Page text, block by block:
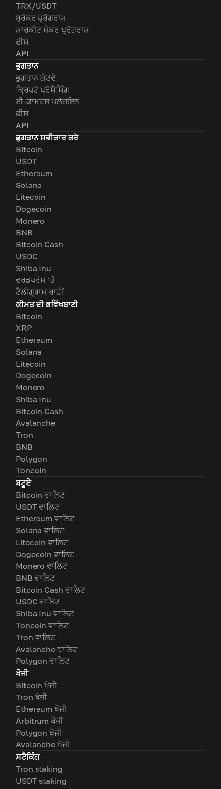
TRX/USDT
ਬ੍ਰੋਕਰ ਪ੍ਰੋਗਰਾਮ
ਮਾਰਕੀਟ ਮੇਕਰ ਪ੍ਰੋਗਰਾਮ
ਫੀਸ
API
ਭੁਗਤਾਨ
ਭੁਗਤਾਨ ਗੇਟਵੇ
ਕ੍ਰਿਪਟੋ ਪ੍ਰੋਸੈਸਿੰਗ
ਈ-ਕਾਮਰਸ ਪਲੱਗਇਨ
ਫੀਸ
API
ਭੁਗਤਾਨ ਸਵੀਕਾਰ ਕਰੋ
Bitcoin
USDT
Ethereum
Solana
Litecoin
Dogecoin
Monero
BNB
Bitcoin Cash
USDC
Shiba Inu
ਵਰਡਪਰੈਸ 'ਤੇ
ਟੈਲੀਗ੍ਰਾਮ ਰਾਹੀਂ
ਕੀਮਤ ਦੀ ਭਵਿੱਖਬਾਣੀ
Bitcoin
XRP
Ethereum
Solana
Litecoin
Dogecoin
Monero
Shiba Inu
Bitcoin Cash
Avalanche
Tron
BNB
Polygon
Toncoin
ਬਟੂਏ
Bitcoin ਵਾਲਿਟ
USDT ਵਾਲਿਟ
Ethereum ਵਾਲਿਟ
Solana ਵਾਲਿਟ
Litecoin ਵਾਲਿਟ
Dogecoin ਵਾਲਿਟ
Monero ਵਾਲਿਟ
BNB ਵਾਲਿਟ
Bitcoin Cash ਵਾਲਿਟ
USDC ਵਾਲਿਟ
Shiba Inu ਵਾਲਿਟ
Toncoin ਵਾਲਿਟ
Tron ਵਾਲਿਟ
Avalanche ਵਾਲਿਟ
Polygon ਵਾਲਿਟ
ਖੋਜੀ
Bitcoin ਖੋਜੀ
Tron ਖੋਜੀ
Ethereum ਖੋਜੀ
Arbitrum ਖੋਜੀ
Polygon ਖੋਜੀ
Avalanche ਖੋਜੀ
ਸਟੈਕਿੰਗ
Tron staking
USDT staking